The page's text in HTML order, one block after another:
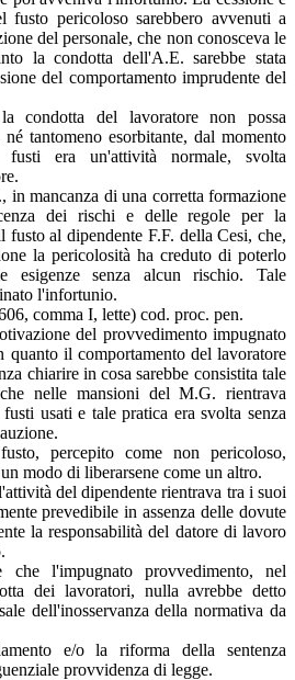
fusto pericoloso sarebbero avvenuti a
del personale, che non conosceva le
la condotta dell'A.E. sarebbe stata
del comportamento imprudente del
condotta del lavoratore non possa
tantomeno esorbitante, dal momento
era un'attività normale, svolta
mancanza di una corretta formazione
dei rischi e delle regole per la
fusto al dipendente F.F. della Cesi, che,
la pericolosità ha creduto di poterlo
esigenze senza alcun rischio. Tale
l'infortunio.
comma I, lette) cod. proc. pen.
del provvedimento impugnato
il comportamento del lavoratore
chiarire in cosa sarebbe consistita tale
nelle mansioni del M.G. rientrava
usati e tale pratica era svolta senza
percepito come non pericoloso,
modo di liberarsene come un altro.
del dipendente rientrava tra i suoi
prevedibile in assenza delle dovute
la responsabilità del datore di lavoro
l'impugnato provvedimento, nel
dei lavoratori, nulla avrebbe detto
dell'inosservanza della normativa da
e/o la riforma della sentenza
provvidenza di legge.